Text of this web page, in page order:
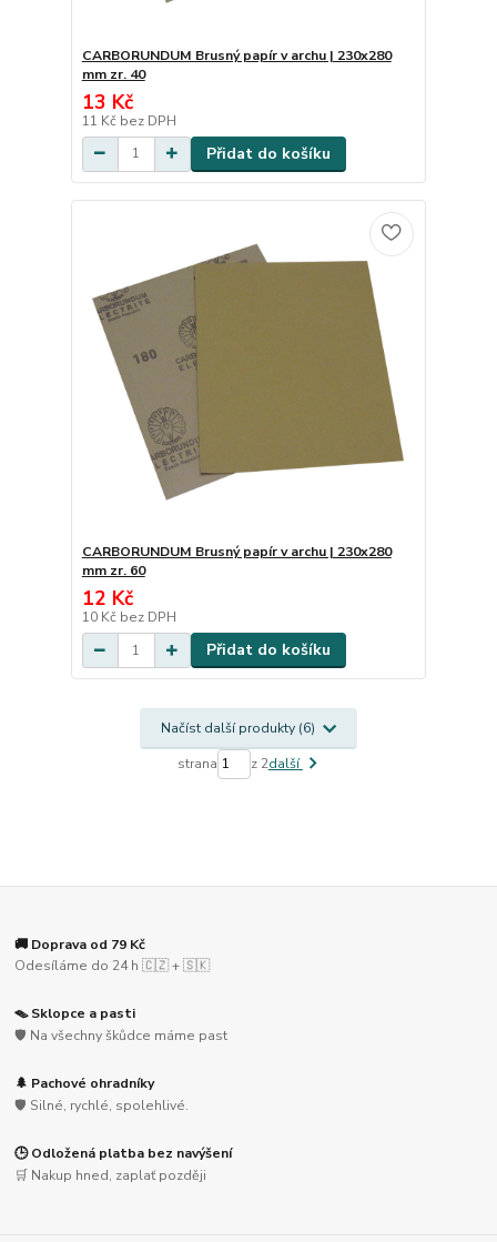
CARBORUNDUM Brusný papír v archu | 230x280
mm zr. 40
13 Kč
11 Kč bez DPH
Přidat do košíku
CARBORUNDUM Brusný papír v archu | 230x280
mm zr. 60
12 Kč
10 Kč bez DPH
Přidat do košíku
Načíst další produkty (6)
strana z 2další
🚚 Doprava od 79 Kč
Odesíláme do 24 h 🇨🇿 + 🇸🇰
🪤 Sklopce a pasti
🛡️ Na všechny škůdce máme past
🌲 Pachové ohradníky
🛡️ Silné, rychlé, spolehlivé.
🕒 Odložená platba bez navýšení
🛒 Nakup hned, zaplať později